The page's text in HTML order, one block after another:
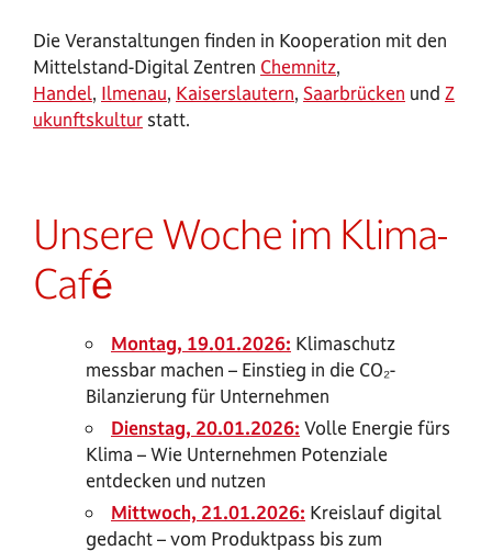
Die Veranstaltungen finden in Kooperation mit den
Mittelstand-Digital Zentren Chemnitz,
Handel, Ilmenau, Kaiserslautern, Saarbrücken und Z
ukunftskultur statt.
Unsere Woche im Klima-
Café
Montag, 19.01.2026: Klimaschutz
messbar machen – Einstieg in die CO₂-
Bilanzierung für Unternehmen
Dienstag, 20.01.2026: Volle Energie fürs
Klima – Wie Unternehmen Potenziale
entdecken und nutzen
Mittwoch, 21.01.2026: Kreislauf digital
gedacht – vom Produktpass bis zum